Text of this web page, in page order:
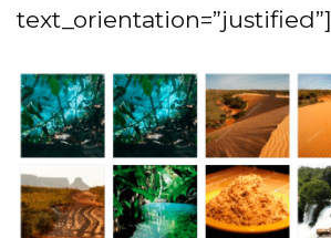
text_orientation=”justified”]